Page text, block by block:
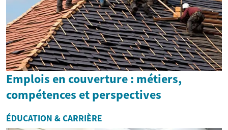
Emplois en couverture : métiers,
compétences et perspectives
ÉDUCATION & CARRIÈRE